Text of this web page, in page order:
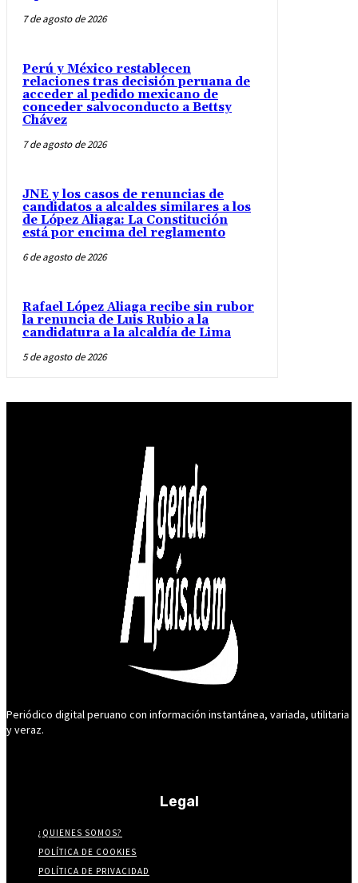
7 de agosto de 2026
Perú y México restablecen
relaciones tras decisión peruana de
acceder al pedido mexicano de
conceder salvoconducto a Bettsy
Chávez
7 de agosto de 2026
JNE y los casos de renuncias de
candidatos a alcaldes similares a los
de López Aliaga: La Constitución
está por encima del reglamento
6 de agosto de 2026
Rafael López Aliaga recibe sin rubor
la renuncia de Luis Rubio a la
candidatura a la alcaldía de Lima
5 de agosto de 2026
Periódico digital peruano con información instantánea, variada, utilitaria
y veraz.
Legal
¿QUIENES SOMOS?
POLÍTICA DE COOKIES
POLÍTICA DE PRIVACIDAD